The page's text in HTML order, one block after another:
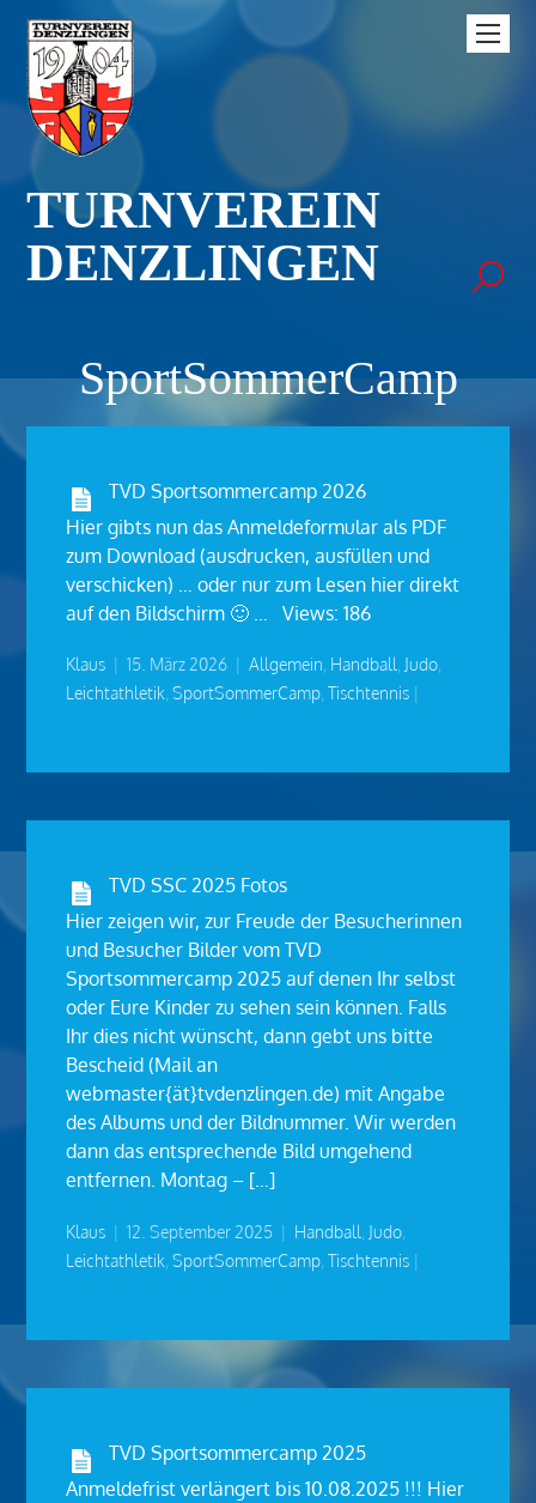
TURNVEREIN
DENZLINGEN
SportSommerCamp
TVD Sportsommercamp 2026
Hier gibts nun das Anmeldeformular als PDF
zum Download (ausdrucken, ausfüllen und
verschicken) … oder nur zum Lesen hier direkt
auf den Bildschirm 🙂 … Views: 186
Klaus | 15. März 2026 | Allgemein, Handball, Judo,
Leichtathletik,SportSommerCamp,Tischtennis |
TVD SSC 2025 Fotos
Hier zeigen wir, zur Freude der Besucherinnen
und Besucher Bilder vom TVD
Sportsommercamp 2025 auf denen Ihr selbst
oder Eure Kinder zu sehen sein können. Falls
Ihr dies nicht wünscht, dann gebt uns bitte
Bescheid (Mail an
webmaster{ät}tvdenzlingen.de) mit Angabe
des Albums und der Bildnummer. Wir werden
dann das entsprechende Bild umgehend
entfernen. Montag – […]
Klaus | 12. September 2025 | Handball, Judo,
Leichtathletik,SportSommerCamp,Tischtennis |
TVD Sportsommercamp 2025
Anmeldefrist verlängert bis 10.08.2025 !!! Hier